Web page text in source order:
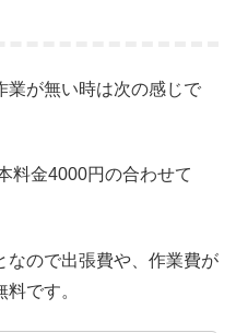
業が無い時は次の感じで
料金4000円の合わせて
なので出張費や、作業費が
です。